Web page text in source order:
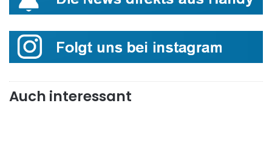
Auch interessant